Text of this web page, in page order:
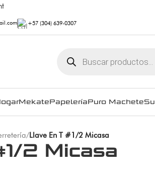
+57 (304) 639-0307
MekatePapeleríaPuro Machete
/Llave En T #1/2 Micasa
2 Micasa